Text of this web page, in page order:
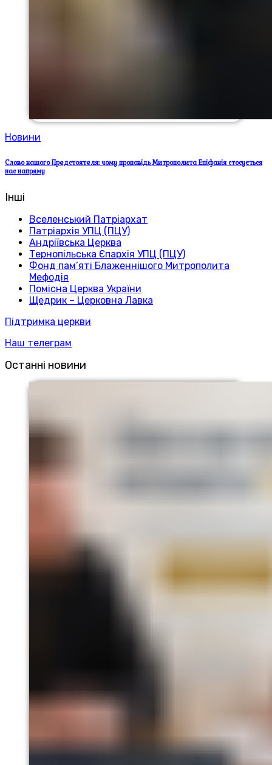
Новини
Слово нашого Предстоятеля: чому проповідь Митрополита Епіфанія стосується
нас напряму
Інші
Вселенський Патріархат
Патріархія УПЦ (ПЦУ)
Андріївська Церква
Тернопільська Єпархія УПЦ (ПЦУ)
Фонд пам’яті Блаженнішого Митрополита
Мефодія
Помісна Церква України
Щедрик – Церковна Лавка
Підтримка церкви
Наш телеграм
Останні новини